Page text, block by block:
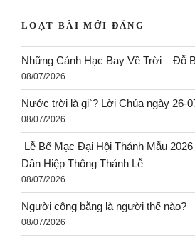
LOẠT BÀI MỚI ĐĂNG
Những Cánh Hạc Bay Về Trời – Đỗ
08/07/2026
Nước trời là gi`? Lời Chúa ngày 26-
08/07/2026
Lễ Bế Mạc Đại Hội Thánh Mẫu
Dân Hiệp Thông Thánh Lễ
08/07/2026
Người công bằng là người thế nào?
08/07/2026